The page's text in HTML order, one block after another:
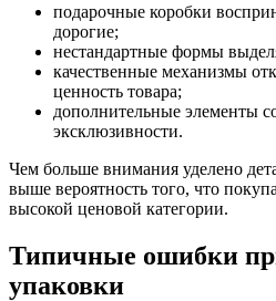
подарочные коробки
дорогие;
нестандартные формы
качественные механизмы
ценность товара;
дополнительные элементы
эксклюзивности.
Чем больше внимания уделено
выше вероятность того, что
высокой ценовой категории.
Типичные ошибки
упаковки